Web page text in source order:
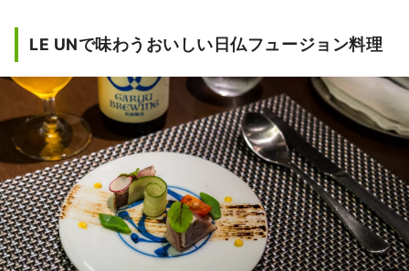
LE UNで味わうおいしい日仏フュージョン料理